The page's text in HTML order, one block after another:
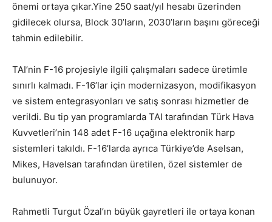
önemi ortaya çıkar.Yine 250 saat/yıl hesabı üzerinden
gidilecek olursa, Block 30’ların, 2030’ların başını göreceği
tahmin edilebilir.
TAI’nin F-16 projesiyle ilgili çalışmaları sadece üretimle
sınırlı kalmadı. F-16’lar için modernizasyon, modifikasyon
ve sistem entegrasyonları ve satış sonrası hizmetler de
verildi. Bu tip yan programlarda TAI tarafından Türk Hava
Kuvvetleri’nin 148 adet F-16 uçağına elektronik harp
sistemleri takıldı. F-16’larda ayrıca Türkiye’de Aselsan,
Mikes, Havelsan tarafından üretilen, özel sistemler de
bulunuyor.
Rahmetli Turgut Özal’ın büyük gayretleri ile ortaya konan